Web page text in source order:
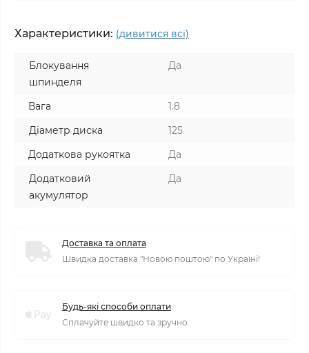
Характеристики: (дивитися всі)
Блокування
шпинделя
Да
Вага
1.8
Діаметр диска
125
Додаткова рукоятка
Да
Додатковий
акумулятор
Да
Доставка та оплата
Швидка доставка "Новою поштою" по Україні!
Будь-які способи оплати
Сплачуйте швидко та зручно.